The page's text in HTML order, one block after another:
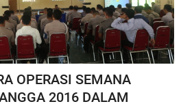
OPERASI SEMANA
2016 DALAM